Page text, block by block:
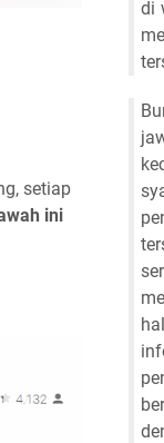
setiap
ini
di